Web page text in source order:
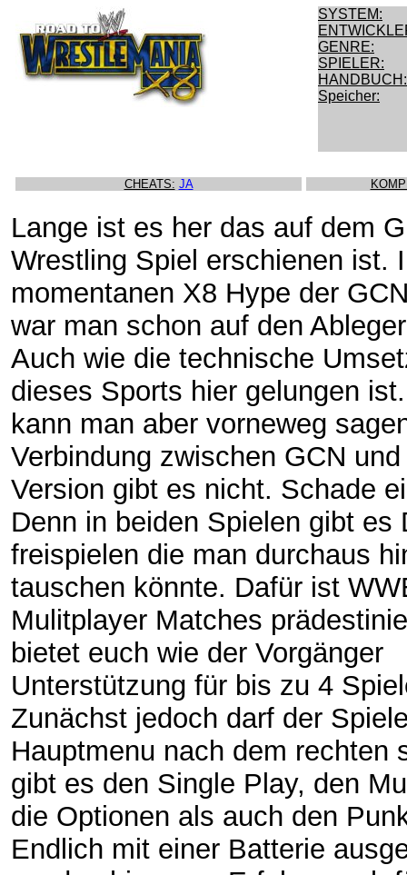
SYSTEM:
GENRE:
SPIELER:
HANDBUCH:
Speicher:
CHEATS: JA
Lange ist es her das auf dem
Wrestling Spiel erschienen ist.
momentanen X8 Hype der
war man schon auf den
Auch wie die technische
dieses Sports hier gelungen
kann man aber vorneweg
Verbindung zwischen GCN
Version gibt es nicht. Schade
Denn in beiden Spielen gibt es
freispielen die man durchaus
tauschen könnte. Dafür ist
Mulitplayer Matches
bietet euch wie der Vorgänger
Unterstützung für bis zu 4
Zunächst jedoch darf der
Hauptmenu nach dem rechten
gibt es den Single Play, den
die Optionen als auch den
Endlich mit einer Batterie